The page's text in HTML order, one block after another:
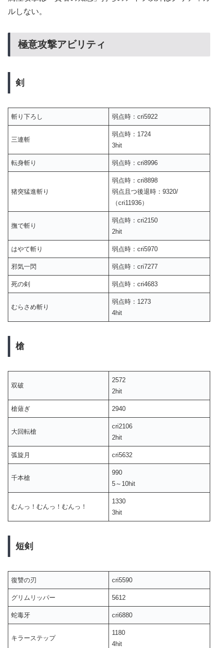
ルしない。
極意攻撃アビリティ
剣
斬り下ろし 弱点時：cri5922
三連斬
弱点時：1724
3hit
転身斬り 弱点時：cri8996
猪突猛進斬り
弱点時：cri8898
弱点且つ後退時：9320/
（cri11936）
撫で斬り
弱点時：cri2150
2hit
はやて斬り 弱点時：cri5970
邪気一閃 弱点時：cri7277
死の剣 弱点時：cri4683
むらさめ斬り
弱点時：1273
4hit
槍
双破
2572
2hit
槍薙ぎ 2940
大回転槍
cri2106
2hit
弧旋月 cri5632
千本槍
990
5～10hit
むんっ！むんっ！むんっ！
1330
3hit
短剣
復讐の刃 cri5590
グリムリッパー 5612
蛇毒牙 cri6880
キラーステップ
1180
4hit